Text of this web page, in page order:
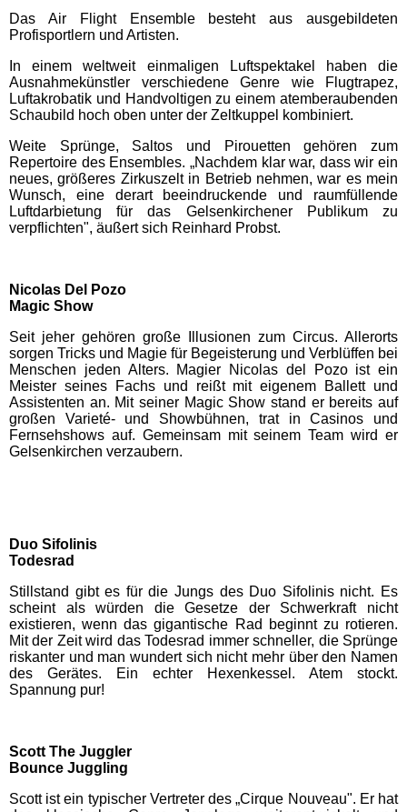
Freizeit-Land Geiselwind
LEGOLAND Deutschland
Rodelbahn St. Englmar
Taunus Wunderland
Niedersachsen
Freizeitparks
Rasti-Land
Schloß Dankern
Serengeti-Park
Fort Fun Abenteuerland
Das Air Flight Ensemble besteht aus ausgebildeten
Profisportlern und Artisten.
In einem weltweit einmaligen Luftspektakel haben die
Ausnahmekünstler verschiedene Genre wie Flugtrapez,
Luftakrobatik und Handvoltigen zu einem atemberaubenden
Schaubild hoch oben unter der Zeltkuppel kombiniert.
Weite Sprünge, Saltos und Pirouetten gehören zum
Repertoire des Ensembles. „Nachdem klar war, dass wir ein
neues, größeres Zirkuszelt in Betrieb nehmen, war es mein
Wunsch, eine derart beeindruckende und raumfüllende
Luftdarbietung für das Gelsenkirchener Publikum zu
verpflichten", äußert sich Reinhard Probst.
Nicolas Del Pozo
Magic Show
Seit jeher gehören große Illusionen zum Circus. Allerorts
sorgen Tricks und Magie für Begeisterung und Verblüffen bei
Menschen jeden Alters. Magier Nicolas del Pozo ist ein
Meister seines Fachs und reißt mit eigenem Ballett und
Assistenten an. Mit seiner Magic Show stand er bereits auf
großen Varieté- und Showbühnen, trat in Casinos und
Fernsehshows auf. Gemeinsam mit seinem Team wird er
Gelsenkirchen verzaubern.
Duo Sifolinis
Todesrad
Stillstand gibt es für die Jungs des Duo Sifolinis nicht. Es
scheint als würden die Gesetze der Schwerkraft nicht
existieren, wenn das gigantische Rad beginnt zu rotieren.
Mit der Zeit wird das Todesrad immer schneller, die Sprünge
riskanter und man wundert sich nicht mehr über den Namen
des Gerätes. Ein echter Hexenkessel. Atem stockt.
Spannung pur!
Scott The Juggler
Bounce Juggling
Scott ist ein typischer Vertreter des „Cirque Nouveau". Er hat